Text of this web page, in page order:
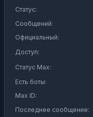
Статус:
Сообщений:
Официальный:
Доступ:
Статус Max:
Есть боты:
Max ID:
Последнее сообщение: